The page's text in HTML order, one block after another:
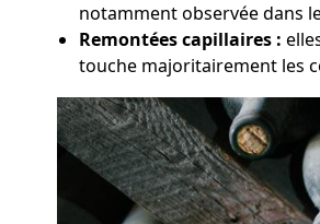
notamment observée dans
Remontées capillaires :
touche majoritairement les